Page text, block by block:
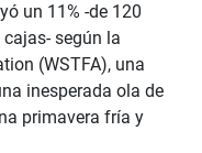
un 11% -de 120
según la
(WSTFA), una
inesperada ola de
primavera fría y